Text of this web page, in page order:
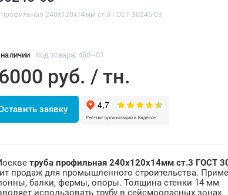
профильная 240х120х14мм ст.3 ГОСТ 30245-03
Код товара: 480~01
руб. / тн.
заявку
труба профильная 240х120х14мм ст.3 ГОСТ
продаж для промышленного строительства.
балки, фермы, опоры. Толщина стенки 14 мм
использовать трубу в сейсмоопасных зонах.